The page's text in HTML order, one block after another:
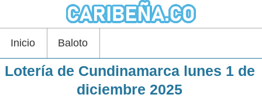
Inicio Baloto
Lotería de Cundinamarca lunes 1 de
diciembre 2025